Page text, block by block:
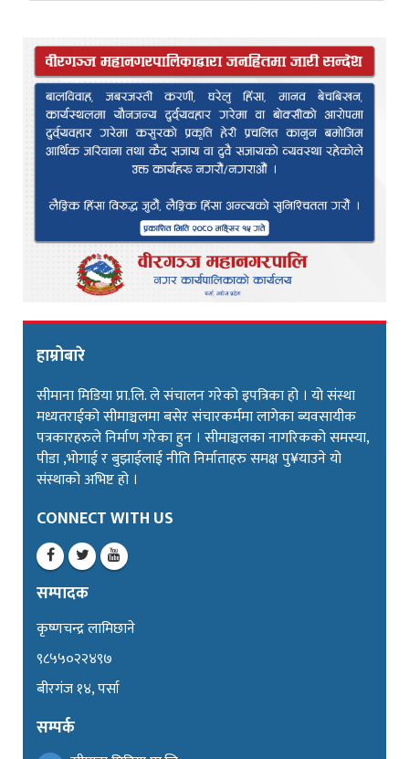
हाम्रोबारे
सीमाना मिडिया प्रा.लि. ले संचालन गरेको इपत्रिका हो । यो संस्था
मध्यतराईको सीमाञ्चलमा बसेर संचारकर्ममा लागेका ब्यवसायीक
पत्रकारहरुले निर्माण गरेका हुन । सीमाञ्चलका नागरिकको समस्या,
पीडा ,भोगाई र बुझाईलाई नीति निर्माताहरु समक्ष पु¥याउने यो
संस्थाको अभिष्ट हो ।
CONNECT WITH US
सम्पादक
कृष्णचन्द्र लामिछाने
९८५५०२२४९७
बीरगंज १४, पर्सा
सम्पर्क